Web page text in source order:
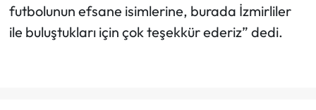
futbolunun efsane isimlerine, burada İzmirliler
ile buluştukları için çok teşekkür ederiz” dedi.